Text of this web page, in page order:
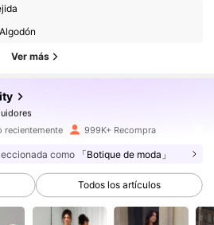
Ver más
1 día
recientemente 999K+ Recompra
como 「Botique de moda」
Todos los artículos